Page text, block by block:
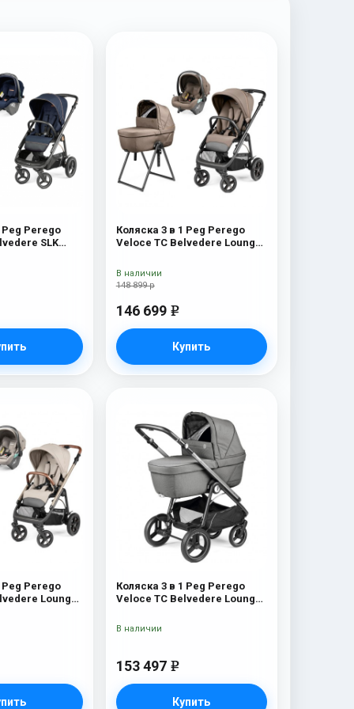
Peg Perego
SLK
Коляска 3 в 1 Peg Perego
Veloce TC Belvedere Lounge
148 899 р
146 699 e
Купить
В наличии
Peg Perego
Lounge
Коляска 3 в 1 Peg Perego
Veloce TC Belvedere Lounge
153 497 e
Купить
В наличии